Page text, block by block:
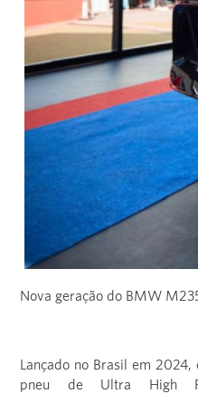
Nova geração do BMW
Lançado no Brasil em 2024,
pneu de Ultra High